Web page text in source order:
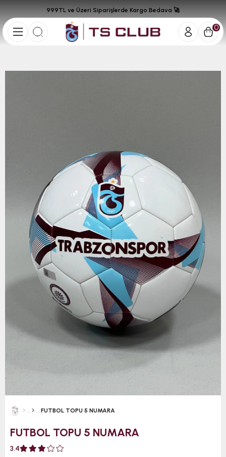
0
999TL ve Üzeri Siparişlerde Kargo Bedava 🚀
FUTBOL TOPU 5 NUMARA
FUTBOL TOPU 5 NUMARA
3.4